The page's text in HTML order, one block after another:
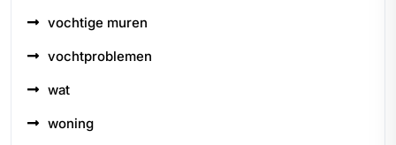
vochtige muren
vochtproblemen
wat
woning